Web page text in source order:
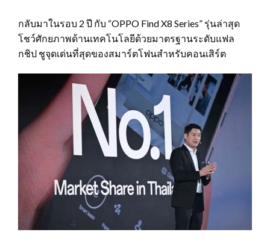
กลับมาในรอบ 2 ปี กับ “OPPO Find X8 Series” รุ่นล่าสุด
โชว์ศักยภาพด้านเทคโนโลยีด้วยมาตรฐานระดับแฟล
กชิป ชูจุดเด่นที่สุดของสมาร์ตโฟนสำหรับคอนเสิร์ต